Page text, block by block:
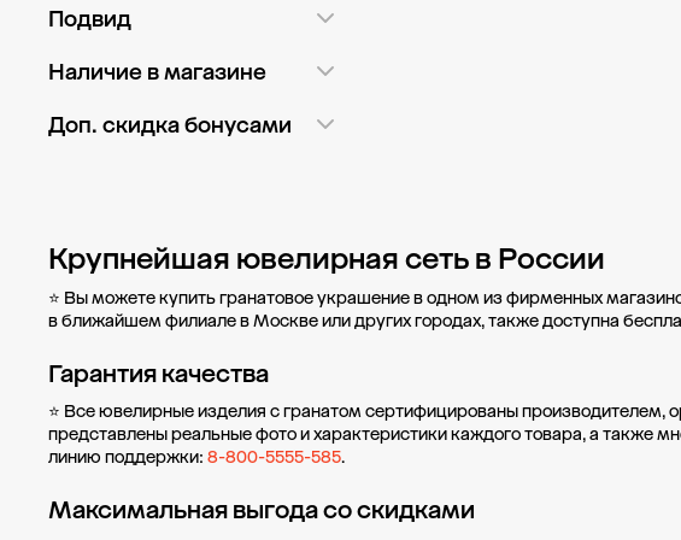
Показать ещё
Красный
Показать ещё
Прямоугольник
Сердце
30
Показать ещё
Круглая 440
Кушон 20
15 мм
Подвид
Булавка 1
Жесткий 7
Из бусин 1
Показать ещё
Наличие в магазине
ГМ Глобус 37
ГМ Глобус
Красногорск 53
МФТК Бутово Молл
(остров) 47
пл. Привокзальная
площадь, д. 7 21
Показать ещё
Доп. скидка бонусами
Крупнейшая ювелирная сеть в России
⭐ Вы можете купить гранатовое украшение в одном из фирменных
в ближайшем филиале в Москве илидругих городах, также доступна
Гарантия качества
⭐ Все ювелирные изделия с гранатом сертифицированы производителем,
представлены реальные фото и характеристики каждого товара, а также
линию поддержки: 8-800-5555-585.
Максимальная выгода со скидками